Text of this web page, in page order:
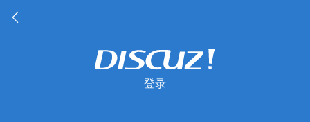
登录